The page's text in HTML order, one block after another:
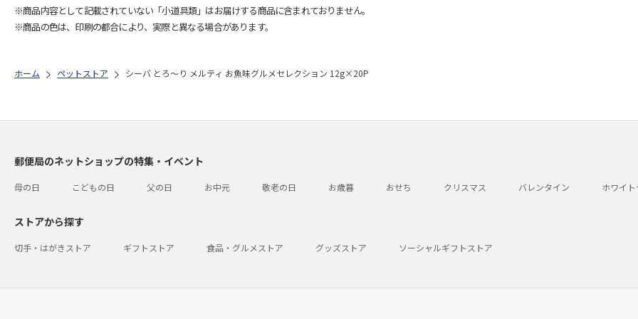
※商品内容として記載されていない「小道具類」はお届けする商品に含まれておりません。
※商品の色は、印刷の都合により、実際と異なる場合があります。
ホーム ペットストア シーバ とろ～り メルティ お魚味グルメセレクション 12g×20P
郵便局のネットショップの特集・イベント
母の日 こどもの日 父の日 お中元 敬老の日 お歳暮 おせち クリスマス バレンタイン ホワイ
ストアから探す
切手・はがきストア ギフトストア 食品・グルメストア グッズストア ソーシャルギフトストア